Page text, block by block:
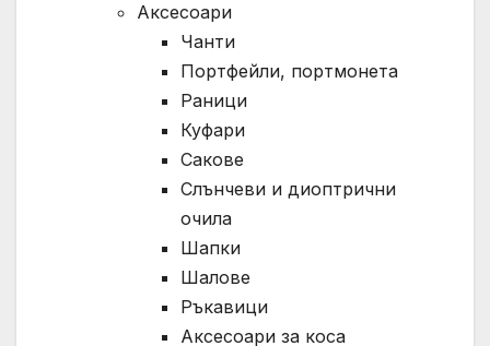
Аксесоари
Чанти
Портфейли, портмонета
Раници
Куфари
Сакове
Слънчеви и диоптрични
очила
Шапки
Шалове
Ръкавици
Аксесоари за коса